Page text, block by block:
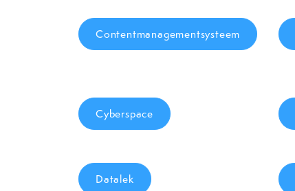
Contentmanagementsysteem
Cyberspace
Datalek